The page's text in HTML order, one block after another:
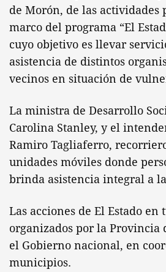
de Morón, de las actividades
marco del programa “El
cuyo objetivo es llevar
asistencia de distintos
vecinos en situación de
La ministra de Desarrollo
Carolina Stanley, y el
Ramiro Tagliaferro,
unidades móviles donde
brinda asistencia integral a
Las acciones de El Estado en
organizados por la Provincia
el Gobierno nacional, en
municipios.